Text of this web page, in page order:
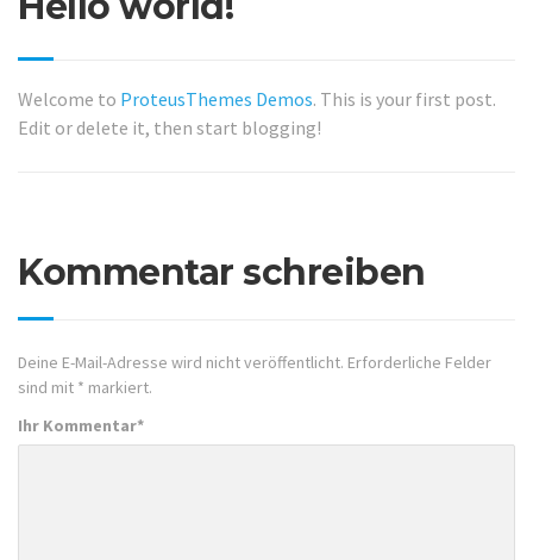
Welcome to ProteusThemes Demos. This is your first post.
Edit or delete it, then start blogging!
Kommentar schreiben
Deine E-Mail-Adresse wird nicht veröffentlicht. Erforderliche Felder
sind mit * markiert.
Ihr Kommentar*